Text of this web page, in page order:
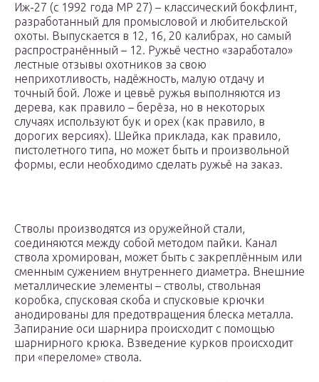
Иж-27 (с 1992 года МР 27) – классический бокфлинт,
разработанный для промысловой и любительской
охоты. Выпускается в 12, 16, 20 калибрах, но самый
распространённый – 12. Ружьё честно «заработало»
лестные отзывы охотников за свою
неприхотливость, надёжность, малую отдачу и
точный бой. Ложе и цевьё ружья выполняются из
дерева, как правило – берёза, но в некоторых
случаях используют бук и орех (как правило, в
дорогих версиях). Шейка приклада, как правило,
пистолетного типа, но может быть и произвольной
формы, если необходимо сделать ружьё на заказ.
Стволы производятся из оружейной стали,
соединяются между собой методом пайки. Канал
ствола хромирован, может быть с закреплённым или
сменным сужением внутреннего диаметра. Внешние
металлические элементы – стволы, ствольная
коробка, спусковая скоба и спусковые крючки
анодированы для предотвращения блеска металла.
Запирание оси шарнира происходит с помощью
шарнирного крюка. Взведение курков происходит
при «переломе» ствола.